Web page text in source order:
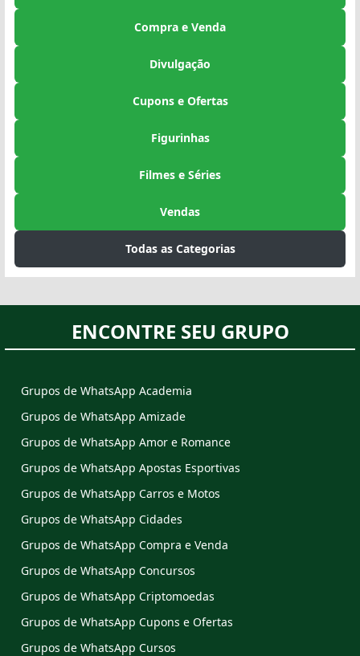
Compra e Venda
Divulgação
Cupons e Ofertas
Figurinhas
Filmes e Séries
Vendas
Todas as Categorias
ENCONTRE SEU GRUPO
Grupos de WhatsApp Academia
Grupos de WhatsApp Amizade
Grupos de WhatsApp Amor e Romance
Grupos de WhatsApp Apostas Esportivas
Grupos de WhatsApp Carros e Motos
Grupos de WhatsApp Cidades
Grupos de WhatsApp Compra e Venda
Grupos de WhatsApp Concursos
Grupos de WhatsApp Criptomoedas
Grupos de WhatsApp Cupons e Ofertas
Grupos de WhatsApp Cursos